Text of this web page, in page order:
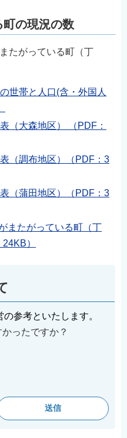
の現況の数
たがっている町（丁
世帯と人口(含・外国人
（大森地区） （PDF：
（調布地区）（PDF：3
（蒲田地区）（PDF：3
またがっている町（丁
）
参考といたします。
ったですか？